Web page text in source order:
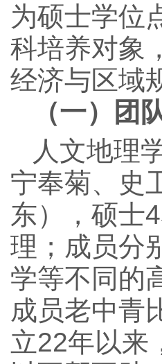
为硕士学位
科培养对象
经济与区域
（一）团
人文地理
宁奉菊、史
东），硕士
理；成员分
学等不同的
成员老中青
立22年以来